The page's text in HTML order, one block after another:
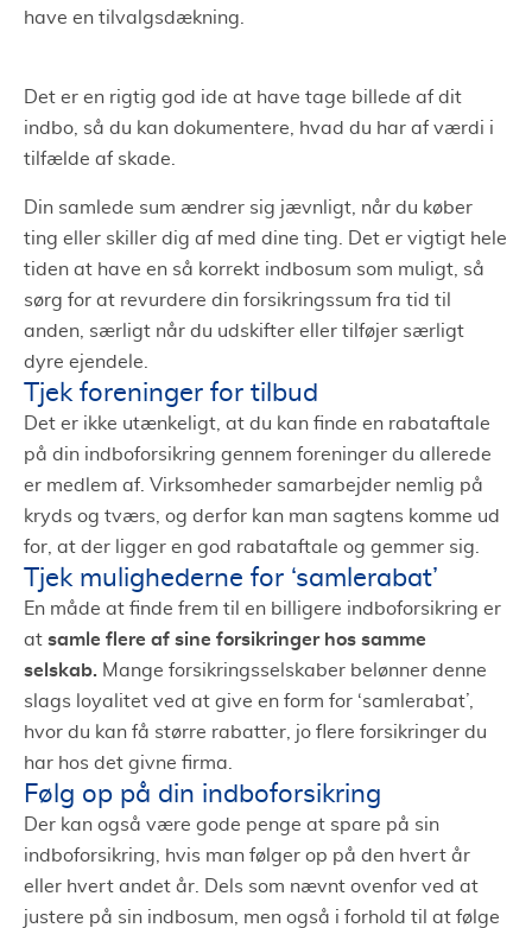
have en tilvalgsdækning.
Det er en rigtig god ide at have tage billede af dit
indbo, så du kan dokumentere, hvad du har af værdi i
tilfælde af skade.
Din samlede sum ændrer sig jævnligt, når du køber
ting eller skiller dig af med dine ting. Det er vigtigt hele
tiden at have en så korrekt indbosum som muligt, så
sørg for at revurdere din forsikringssum fra tid til
anden, særligt når du udskifter eller tilføjer særligt
dyre ejendele.
Tjek foreninger for tilbud
Det er ikke utænkeligt, at du kan finde en rabataftale
på din indboforsikring gennem foreninger du allerede
er medlem af. Virksomheder samarbejder nemlig på
kryds og tværs, og derfor kan man sagtens komme ud
for, at der ligger en god rabataftale og gemmer sig.
Tjek mulighederne for ‘samlerabat’
En måde at finde frem til en billigere indboforsikring er
at samle flere af sine forsikringer hos samme
selskab. Mange forsikringsselskaber belønner denne
slags loyalitet ved at give en form for ‘samlerabat’,
hvor du kan få større rabatter, jo flere forsikringer du
har hos det givne firma.
Følg op på din indboforsikring
Der kan også være gode penge at spare på sin
indboforsikring, hvis man følger op på den hvert år
eller hvert andet år. Dels som nævnt ovenfor ved at
justere på sin indbosum, men også i forhold til at følge